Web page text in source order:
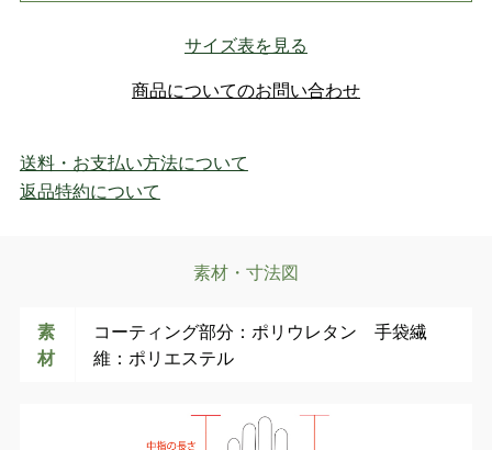
サイズ表を見る
商品についてのお問い合わせ
送料・お支払い方法について
返品特約について
素材・寸法図
素
材
コーティング部分：ポリウレタン 手袋繊
維：ポリエステル